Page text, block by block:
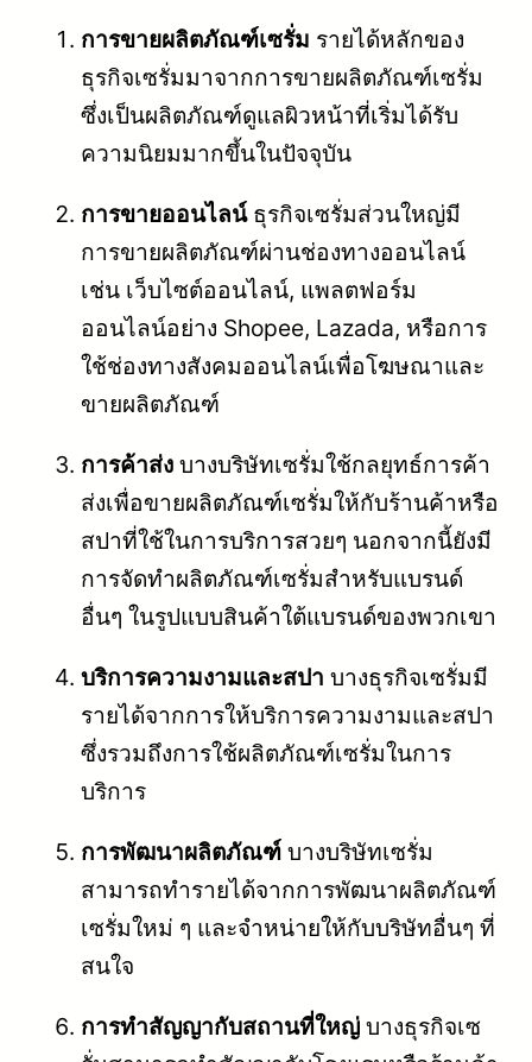
การขายผลิตภัณฑ์เซรั่ม รายได้หลักของ
ธุรกิจเซรั่มมาจากการขายผลิตภัณฑ์เซรั่ม
ซึ่งเป็นผลิตภัณฑ์ดูแลผิวหน้าที่เริ่มได้รับ
ความนิยมมากขึ้นในปัจจุบัน
การขายออนไลน์ธุรกิจเซรั่มส่วนใหญ่มี
การขายผลิตภัณฑ์ผ่านช่องทางออนไลน์
เช่น เว็บไซต์ออนไลน์, แพลตฟอร์ม
ออนไลน์อย่าง Shopee, Lazada, หรือการ
ใช้ช่องทางสังคมออนไลน์เพื่อโฆษณาและ
ขายผลิตภัณฑ์
การค้าส่ง บางบริษัทเซรั่มใช้กลยุทธ์การค้า
ส่งเพื่อขายผลิตภัณฑ์เซรั่มให้กับร้านค้าหรือ
สปาที่ใช้ในการบริการสวยๆ นอกจากนี้ยังมี
การจัดทำผลิตภัณฑ์เซรั่มสำหรับแบรนด์
อื่นๆ ในรูปแบบสินค้าใต้แบรนด์ของพวกเขา
บริการความงามและสปา บางธุรกิจเซรั่มมี
รายได้จากการให้บริการความงามและสปา
ซึ่งรวมถึงการใช้ผลิตภัณฑ์เซรั่มในการ
บริการ
การพัฒนาผลิตภัณฑ์ บางบริษัทเซรั่ม
สามารถทำรายได้จากการพัฒนาผลิตภัณฑ์
เซรั่มใหม่ ๆ และจำหน่ายให้กับบริษัทอื่นๆ ที่
สนใจ
การทำสัญญากับสถานที่ใหญ่ บางธุรกิจเซ